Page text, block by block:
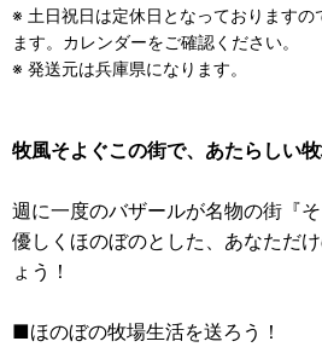
※ 土日祝日は定休日となっておりますの
ます。カレンダーをご確認ください。
※ 発送元は兵庫県になります。
牧風そよぐこの街で、あたらしい牧
週に一度のバザールが名物の街『そ
優しくほのぼのとした、あなただ
ょう！
■ほのぼの牧場生活を送ろう！